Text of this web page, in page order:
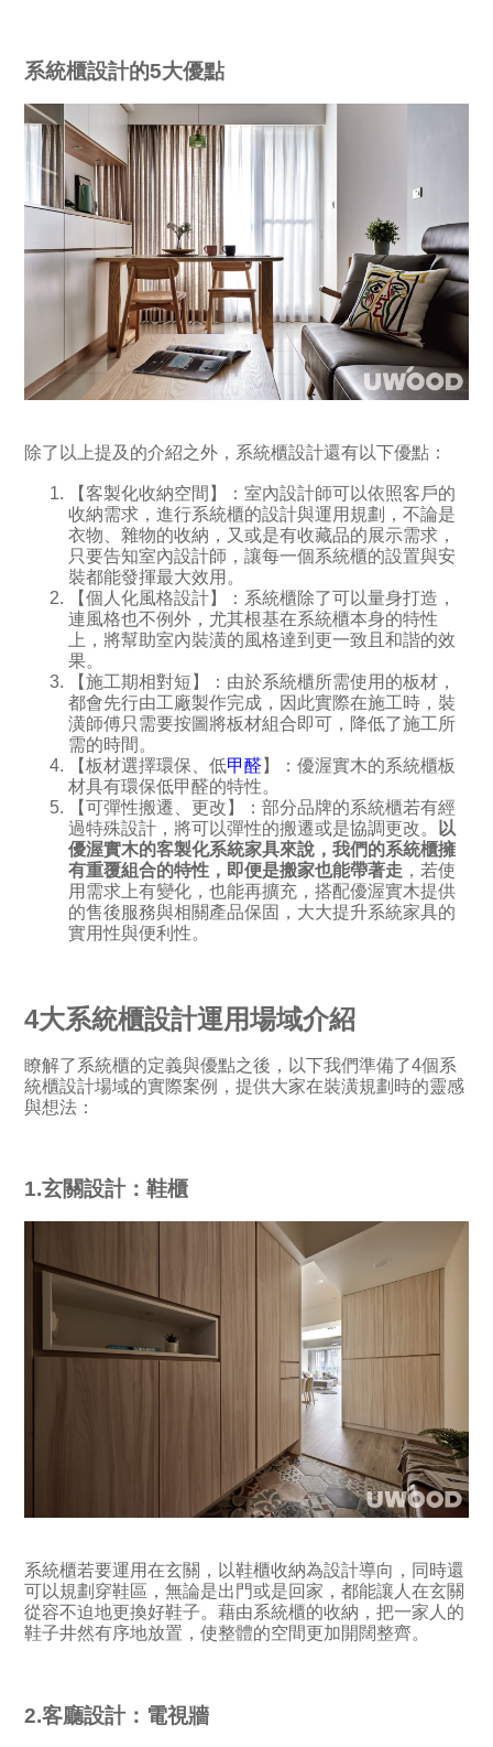
系統櫃設計的5大優點
除了以上提及的介紹之外，系統櫃設計還有以下優點：
【客製化收納空間】：室內設計師可以依照客戶的
收納需求，進行系統櫃的設計與運用規劃，不論是
衣物、雜物的收納，又或是有收藏品的展示需求，
只要告知室內設計師，讓每一個系統櫃的設置與安
裝都能發揮最大效用。
【個人化風格設計】：系統櫃除了可以量身打造，
連風格也不例外，尤其根基在系統櫃本身的特性
上，將幫助室內裝潢的風格達到更一致且和諧的效
果。
【施工期相對短】：由於系統櫃所需使用的板材，
都會先行由工廠製作完成，因此實際在施工時，裝
潢師傅只需要按圖將板材組合即可，降低了施工所
需的時間。
【板材選擇環保、低甲醛】：優渥實木的系統櫃板
材具有環保低甲醛的特性。
【可彈性搬遷、更改】：部分品牌的系統櫃若有經
過特殊設計，將可以彈性的搬遷或是協調更改。
以
優渥實木的客製化系統家具來說，我們的系統櫃擁
有重覆組合的特性，即便是搬家也能帶著走 ，若使
用需求上有變化，也能再擴充，搭配優渥實木提供
的售後服務與相關產品保固，大大提升系統家具的
實用性與便利性。
4大系統櫃設計運用場域介紹
瞭解了系統櫃的定義與優點之後，以下我們準備了4個系
統櫃設計場域的實際案例，提供大家在裝潢規劃時的靈感
與想法：
1.玄關設計：鞋櫃
系統櫃若要運用在玄關，以鞋櫃收納為設計導向，同時還
可以規劃穿鞋區，無論是出門或是回家，都能讓人在玄關
從容不迫地更換好鞋子。藉由系統櫃的收納，把一家人的
鞋子井然有序地放置，使整體的空間更加開闊整齊。
2.客廳設計：電視牆